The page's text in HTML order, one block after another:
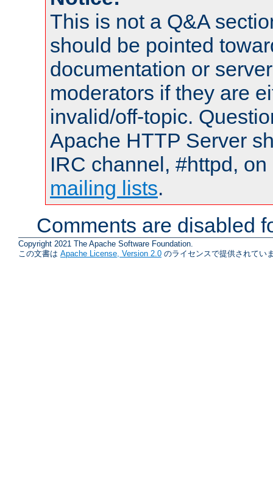
This is not a Q&A
should be pointed
documentation or
moderators if they are
invalid/off-topic.
Apache HTTP Server
IRC channel, #httpd,
mailing lists.
Comments are disabled
Copyright 2021 The Apache Software Foundation.
この文書は Apache License, Version 2.0 のライセンスで提供されてい